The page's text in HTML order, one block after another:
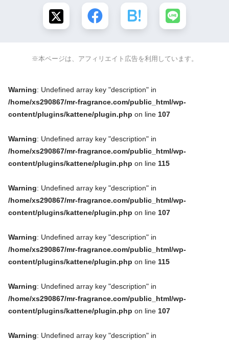
※本ページは、アフィリエイト広告を利用しています。
Warning: Undefined array key "description" in
/home/xs290867/mr-fragrance.com/public_html/wp-
content/plugins/kattene/plugin.php on line 107
Warning: Undefined array key "description" in
/home/xs290867/mr-fragrance.com/public_html/wp-
content/plugins/kattene/plugin.php on line 115
Warning: Undefined array key "description" in
/home/xs290867/mr-fragrance.com/public_html/wp-
content/plugins/kattene/plugin.php on line 107
Warning: Undefined array key "description" in
/home/xs290867/mr-fragrance.com/public_html/wp-
content/plugins/kattene/plugin.php on line 115
Warning: Undefined array key "description" in
/home/xs290867/mr-fragrance.com/public_html/wp-
content/plugins/kattene/plugin.php on line 107
Warning: Undefined array key "description" in